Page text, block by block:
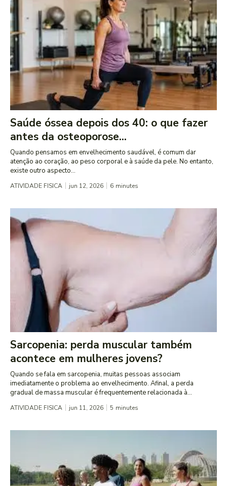
Saúde óssea depois dos 40: o que fazer
antes da osteoporose...
Quando pensamos em envelhecimento saudável, é comum dar
atenção ao coração, ao peso corporal e à saúde da pele. No entanto,
existe outro aspecto...
ATIVIDADE FISICA jun 12, 2026 6 minutes
Sarcopenia: perda muscular também
acontece em mulheres jovens?
Quando se fala em sarcopenia, muitas pessoas associam
imediatamente o problema ao envelhecimento. Afinal, a perda
gradual de massa muscular é frequentemente relacionada à...
ATIVIDADE FISICA jun 11, 2026 5 minutes